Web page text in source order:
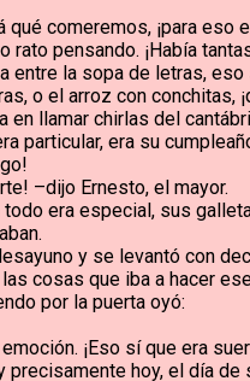
comeremos, ¡para eso
rato pensando. ¡Había
entre la sopa de letras, eso
o el arroz con conchitas,
en llamar chirlas del
particular, era su
–dijo Ernesto, el mayor.
todo era especial, sus
y se levantó con
cosas que iba a hacer
por la puerta oyó:
¡Eso sí que era
precisamente hoy, el día de